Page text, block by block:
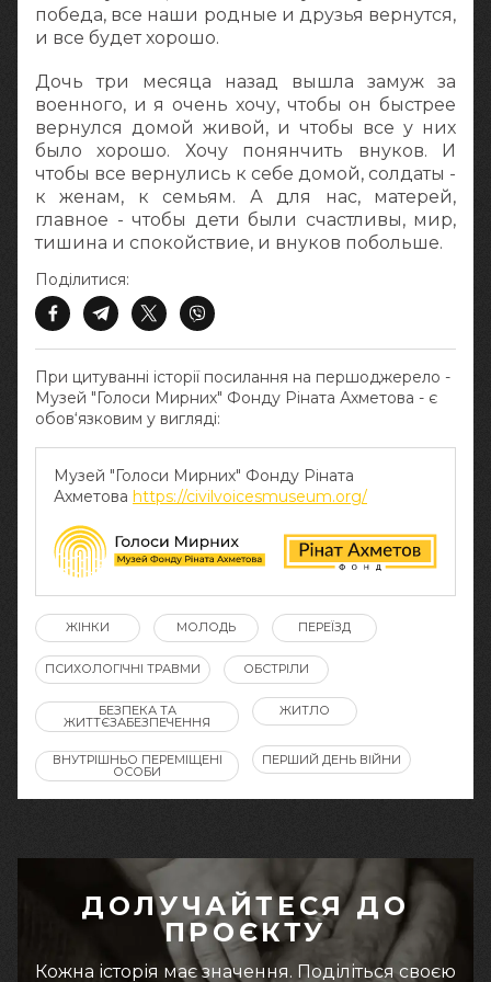
победа, все наши родные и друзья вернутся,
и все будет хорошо.
Дочь три месяца назад вышла замуж за
военного, и я очень хочу, чтобы он быстрее
вернулся домой живой, и чтобы все у них
было хорошо. Хочу понянчить внуков. И
чтобы все вернулись к себе домой, солдаты -
к женам, к семьям. А для нас, матерей,
главное - чтобы дети были счастливы, мир,
тишина и спокойствие, и внуков побольше.
При цитуванні історії посилання на першоджерело -
Музей "Голоси Мирних" Фонду Ріната Ахметова - є
обов‘язковим у вигляді:
Музей "Голоси Мирних" Фонду Ріната
Ахметова https://civilvoicesmuseum.org/
Поділитися:
ЖІНКИ МОЛОДЬ ПЕРЕЇЗД
ПСИХОЛОГІЧНІ ТРАВМИ ОБСТРІЛИ
БЕЗПЕКА ТА
ЖИТТЄЗАБЕЗПЕЧЕННЯ
ЖИТЛО
ВНУТРІШНЬО ПЕРЕМІЩЕНІ
ОСОБИ
ПЕРШИЙ ДЕНЬ ВІЙНИ
ДОЛУЧАЙТЕСЯ ДО
ПРОЄКТУ
Кожна історія має значення. Поділіться своєю